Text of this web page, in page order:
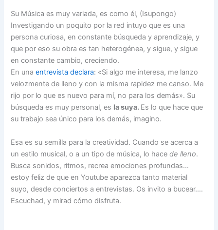
Su Música es muy variada, es como él, (Isupongo)
Investigando un poquito por la red intuyo que es una
persona curiosa, en constante búsqueda y aprendizaje, y
que por eso su obra es tan heterogénea, y sigue, y sigue
en constante cambio, creciendo.
En unaentrevista declara: «Si algo me interesa, me lanzo
velozmente de lleno y con la misma rapidez me canso. Me
rijo por lo que es nuevo para mí, no para los demás». Su
búsqueda es muy personal, es la suya. Es lo que hace que
su trabajo sea único para los demás, imagino.
Esa es su semilla para la creatividad. Cuando se acerca a
un estilo musical, o a un tipo de música, lo hacede lleno.
Busca sonidos, ritmos, recrea emociones profundas…
estoy feliz de que en Youtube aparezca tanto material
suyo, desde conciertos a entrevistas. Os invito a bucear….
Escuchad, y mirad cómo disfruta.